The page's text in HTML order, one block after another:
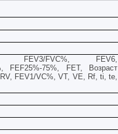
FVC%, FEV6,
FEF25%-75%, FET, Возраст
, FEV1/VC%, VT, VE, Rf, ti, te,